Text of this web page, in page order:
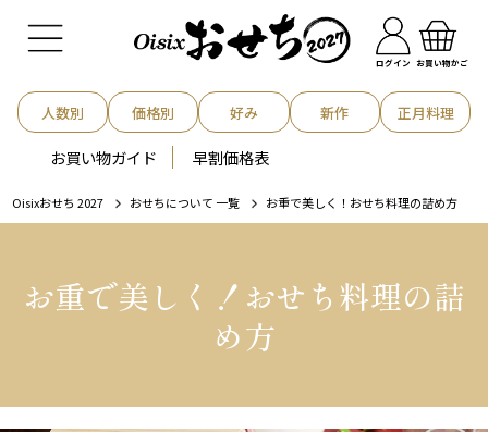
ログイン お買い物かご
人数別 価格別 好み 新作 正月料理
お買い物ガイド 早割価格表
Oisixおせち 2027 おせちについて 一覧 お重で美しく！おせち料理の詰め方
お重で美しく！おせち料理の詰
め方